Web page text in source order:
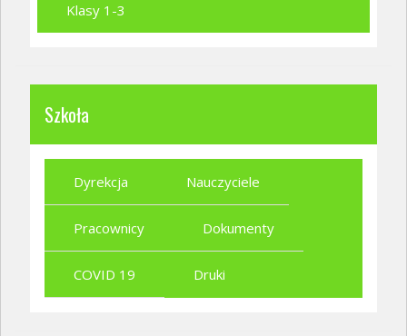
Klasy 1-3
Szkoła
Dyrekcja Nauczyciele
Pracownicy Dokumenty
COVID 19 Druki